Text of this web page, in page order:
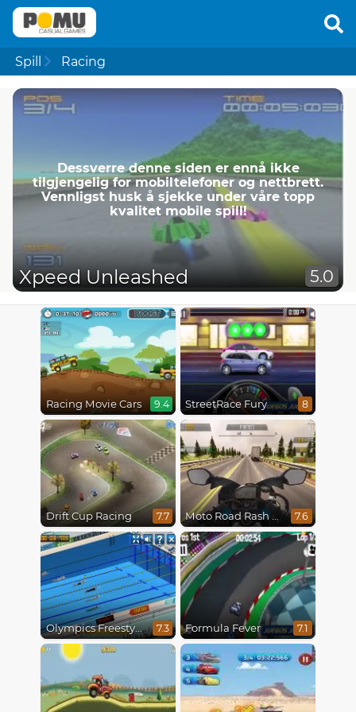
Spill Racing
Dessverre denne siden er ennå ikke
tilgjengelig for mobiltelefoner og nettbrett.
Vennligst husk å sjekke under våre topp
kvalitet mobile spill!
Xpeed Unleashed 5.0
Racing Movie Cars 9.4 StreetRace Fury 8
Drift Cup Racing 7.7 Moto Road Rash 3D 7.6
Olympics Freestyle 7.3 Formula Fever 7.1